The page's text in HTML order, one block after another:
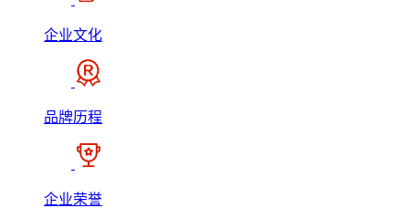
企业文化
品牌历程
企业荣誉